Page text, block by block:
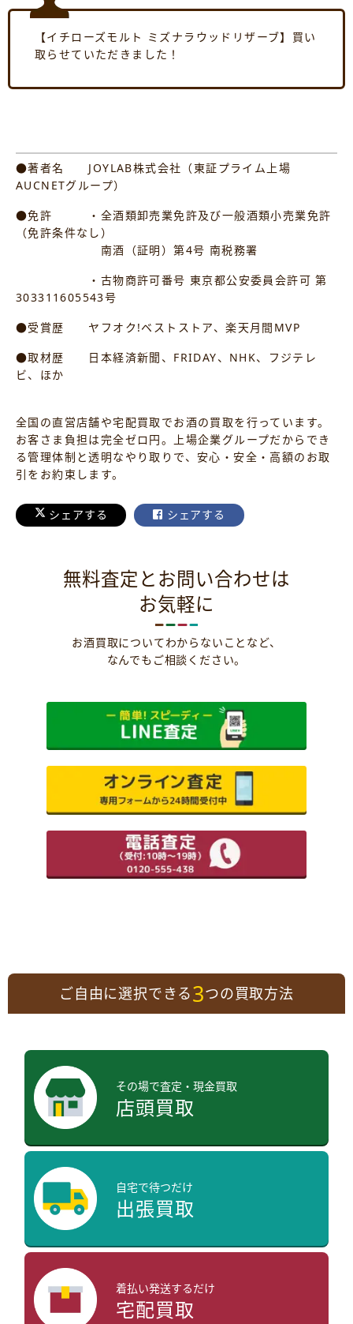
【イチローズモルト ミズナラウッドリザーブ】買い
取らせていただきました！
●著者名 JOYLAB株式会社（東証プライム上場
AUCNETグループ）
●免許 ・全酒類卸売業免許及び一般酒類小売業免許
（免許条件なし）
南酒（証明）第4号 南税務署
・古物商許可番号 東京都公安委員会許可 第
303311605543号
●受賞歴 ヤフオク!ベストストア、楽天月間MVP
●取材歴 日本経済新聞、FRIDAY、NHK、フジテレ
ビ、ほか
全国の直営店舗や宅配買取でお酒の買取を行っています。
お客さま負担は完全ゼロ円。上場企業グループだからでき
る管理体制と透明なやり取りで、安心・安全・高額のお取
引をお約束します。
シェアする シェアする
無料査定とお問い合わせは
お気軽に
お酒買取についてわからないことなど、
なんでもご相談ください。
ご自由に選択できる3つの買取方法
その場で査定・現金買取
店頭買取
自宅で待つだけ
出張買取
着払い発送するだけ
宅配買取